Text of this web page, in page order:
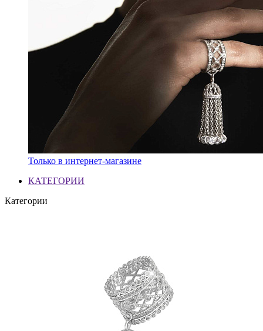
Только в интернет-магазине
КАТЕГОРИИ
Категории